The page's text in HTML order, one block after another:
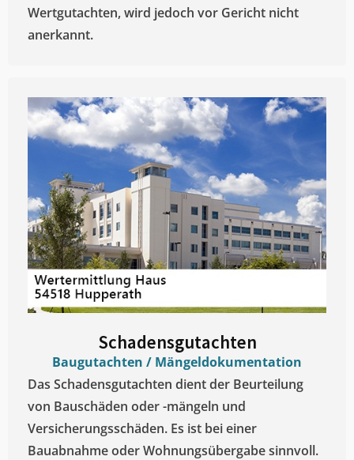
Wertgutachten, wird jedoch vor Gericht nicht
anerkannt.
Schadensgutachten
Baugutachten / Mängeldokumentation
Das Schadensgutachten dient der Beurteilung
von Bauschäden oder -mängeln und
Versicherungsschäden. Es ist bei einer
Bauabnahme oder Wohnungsübergabe sinnvoll.